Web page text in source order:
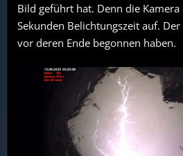
Bild geführt hat. Denn die
Sekunden Belichtungszeit auf.
vor deren Ende begonnen haben.